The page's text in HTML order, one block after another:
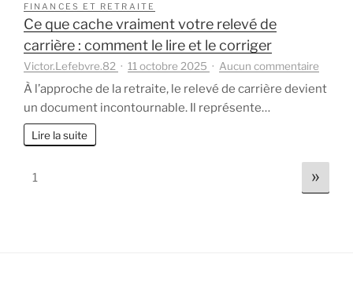
FINANCES ET RETRAITE
Ce que cache vraiment votre relevé de
carrière : comment le lire et le corriger
Victor.Lefebvre.82 11 octobre 2025 Aucun commentaire
Ce
À l’approche de la retraite, le relevé de carrière devient
un document incontournable. Il représente…
Lire la suite
Page:
1 Next
»